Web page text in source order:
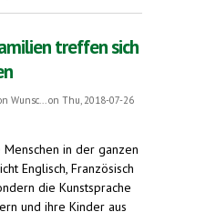
treffen sich
Wunsc...on Thu, 2018-07-26
Menschen in der ganzen
Englisch, Französisch
die Kunstsprache
und ihre Kinder aus